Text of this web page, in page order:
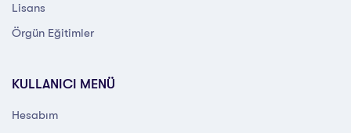
Lisans
Örgün Eğitimler
KULLANICI MENÜ
Hesabım